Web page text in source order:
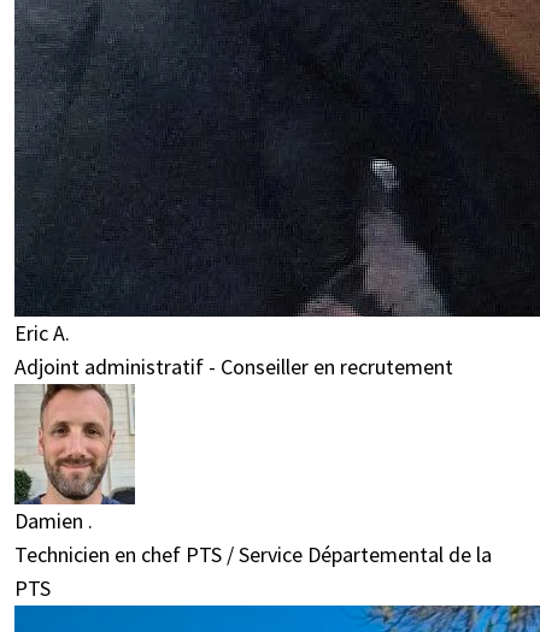
Eric A.
Adjoint administratif - Conseiller en recrutement
Damien .
Technicien en chef PTS / Service Départemental de la
PTS